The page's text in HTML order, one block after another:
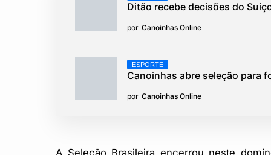
Ditão recebe decisões do
por Canoinhas Online
ESPORTE
Canoinhas abre seleção para
por Canoinhas Online
A Seleção Brasileira encerrou neste